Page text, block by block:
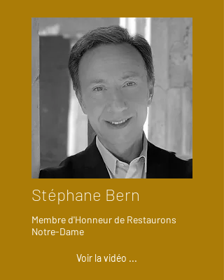
Stéphane Bern
Membre d'Honneur de Restaurons
Notre-Dame
Voir la vidéo ...